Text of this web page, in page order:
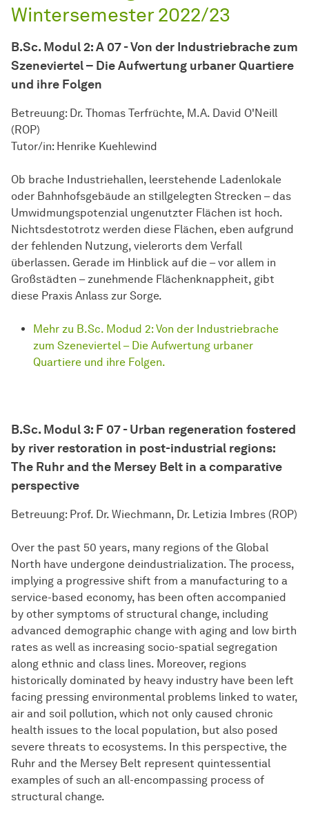
Wintersemester 2022/23
B.Sc. Modul 2: A 07 - Von der Industriebrache zum
Szeneviertel – Die Aufwertung urbaner Quartiere
und ihre Folgen
Betreuung: Dr. Thomas Terfrüchte, M.A. David O'Neill
(ROP)
Tutor/in: Henrike Kuehlewind
Ob brache Industriehallen, leerstehende Ladenlokale
oder Bahnhofsgebäude an stillgelegten Strecken – das
Umwidmungspotenzial ungenutzter Flächen ist hoch.
Nichtsdestotrotz werden diese Flächen, eben aufgrund
der fehlenden Nutzung, vielerorts dem Verfall
überlassen. Gerade im Hinblick auf die – vor allem in
Großstädten – zunehmende Flächenknappheit, gibt
diese Praxis Anlass zur Sorge.
Mehr zu B.Sc. Modud 2: Von der Industriebrache
zum Szeneviertel – Die Aufwertung urbaner
Quartiere und ihre Folgen.
B.Sc. Modul 3: F 07 - Urban regeneration fostered
by river restoration in post-industrial regions:
The Ruhr and the Mersey Belt in a comparative
perspective
Betreuung: Prof. Dr. Wiechmann, Dr. Letizia Imbres (ROP)
Over the past 50 years, many regions of the Global
North have undergone deindustrialization. The process,
implying a progressive shift from a manufacturing to a
service-based economy, has been often accompanied
by other symptoms of structural change, including
advanced demographic change with aging and low birth
rates as well as increasing socio-spatial segregation
along ethnic and class lines. Moreover, regions
historically dominated by heavy industry have been left
facing pressing environmental problems linked to water,
air and soil pollution, which not only caused chronic
health issues to the local population, but also posed
severe threats to ecosystems. In this perspective, the
Ruhr and the Mersey Belt represent quintessential
examples of such an all-encompassing process of
structural change.